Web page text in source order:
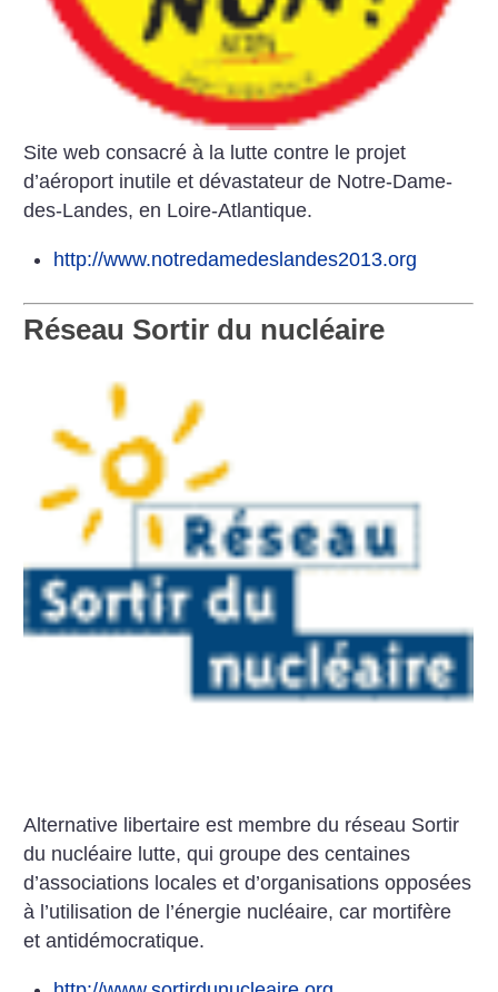
Site web consacré à la lutte contre le projet
d’aéroport inutile et dévastateur de Notre-Dame-
des-Landes, en Loire-Atlantique.
http://www.notredamedeslandes2013.org
Réseau Sortir du nucléaire
Alternative libertaire est membre du réseau Sortir
du nucléaire lutte, qui groupe des centaines
d’associations locales et d’organisations opposées
à l’utilisation de l’énergie nucléaire, car mortifère
et antidémocratique.